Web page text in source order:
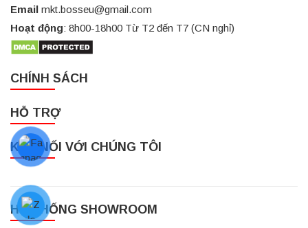
Email mkt.bosseu@gmail.com
Hoạt động: 8h00-18h00 Từ T2 đến T7 (CN nghỉ)
CHÍNH SÁCH
HỖ TRỢ
KẾT NỐI VỚI CHÚNG TÔI
HỆ THỐNG SHOWROOM